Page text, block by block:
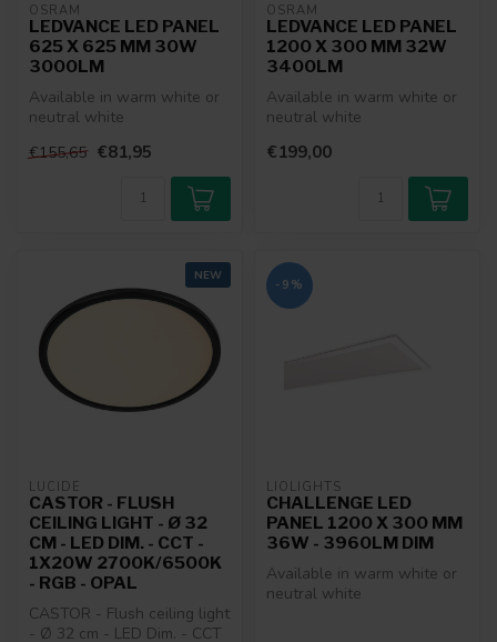
OSRAM
LEDVANCE LED PANEL
625 X 625 MM 30W
3000LM
Available in warm white or
neutral white
€155,65 €81,95
OSRAM
LEDVANCE LED PANEL
1200 X 300 MM 32W
3400LM
Available in warm white or
neutral white
€199,00
NEW
LUCIDE
CASTOR - FLUSH
CEILING LIGHT - Ø 32
CM - LED DIM. - CCT -
1X20W 2700K/6500K
- RGB - OPAL
CASTOR - Flush ceiling light
- Ø 32 cm - LED Dim. - CCT
-9%
LIOLIGHTS
CHALLENGE LED
PANEL 1200 X 300 MM
36W - 3960LM DIM
Available in warm white or
neutral white